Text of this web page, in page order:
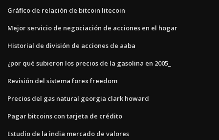
Gráfico de relación de bitcoin litecoin
Mejor servicio de negociación de acciones en el hogar
Historial de división de acciones de aaba
¿por qué subieron los precios de la gasolina en 2005_
Revisión del sistema forex freedom
Precios del gas natural georgia clark howard
Pagar bitcoins con tarjeta de crédito
Estudio de la india mercado de valores